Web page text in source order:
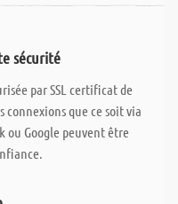
sécurité
par SSL certificat de
connexions que ce soit via
ou Google peuvent être